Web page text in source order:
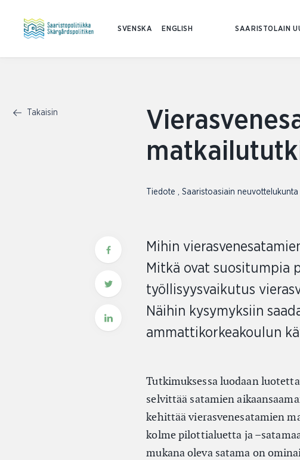
SVENSKA ENGLISH SAARISTOLAIN
Takaisin
Tiedote,Saaristoasiain neuvottelukunta
Mihin
Mitkä ovat suositumpia
työllisyysvaikutus
Näihin kysymyksiin
ammattikorkeakoulun
Tutkimuksessa luodaan
selvittää satamien
kehittää vierasvenesatamien
kolme pilottialuetta ja
mukana oleva satama on